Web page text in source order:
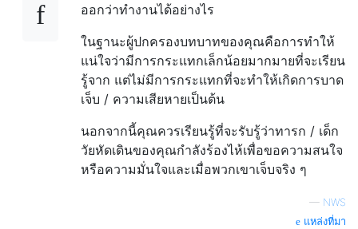
ออกว่าทำงานได้อย่างไร
ในฐานะผู้ปกครองบทบาทของคุณคือการทำให้
แน่ใจว่ามีการกระแทกเล็กน้อยมากมายที่จะเรียน
รู้จาก แต่ไม่มีการกระแทกที่จะทำให้เกิดการบาด
เจ็บ / ความเสียหายเป็นต้น
นอกจากนี้คุณควรเรียนรู้ที่จะรับรู้ว่าทารก / เด็ก
วัยหัดเดินของคุณกำลังร้องไห้เพื่อขอความสนใจ
หรือความมั่นใจและเมื่อพวกเขาเจ็บจริง ๆ
— NWS
แหล่งที่มา